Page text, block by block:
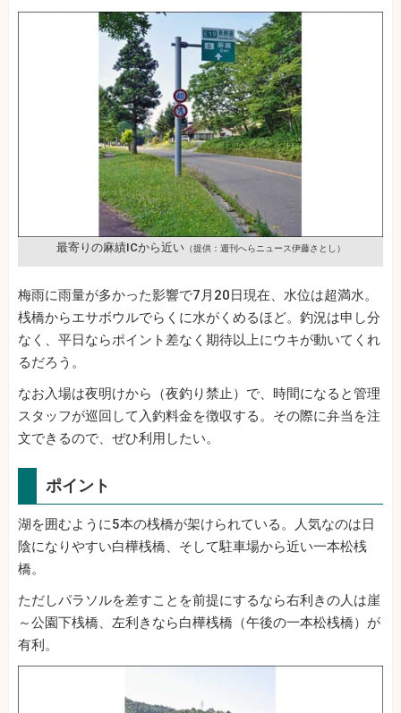
最寄りの麻績ICから近い（提供：週刊へらニュース伊藤さとし）
梅雨に雨量が多かった影響で7月20日現在、水位は超満水。
桟橋からエサボウルでらくに水がくめるほど。釣況は申し分
なく、平日ならポイント差なく期待以上にウキが動いてくれ
るだろう。
なお入場は夜明けから（夜釣り禁止）で、時間になると管理
スタッフが巡回して入釣料金を徴収する。その際に弁当を注
文できるので、ぜひ利用したい。
ポイント
湖を囲むように5本の桟橋が架けられている。人気なのは日
陰になりやすい白樺桟橋、そして駐車場から近い一本松桟
橋。
ただしパラソルを差すことを前提にするなら右利きの人は崖
～公園下桟橋、左利きなら白樺桟橋（午後の一本松桟橋）が
有利。